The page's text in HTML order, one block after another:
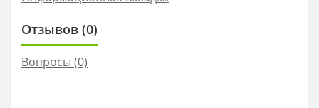
Отзывов (0)
Вопросы (0)